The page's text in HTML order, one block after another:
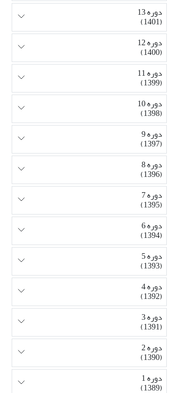
دوره 13
(1401)
دوره 12
(1400)
دوره 11
(1399)
دوره 10
(1398)
دوره 9
(1397)
دوره 8
(1396)
دوره 7
(1395)
دوره 6
(1394)
دوره 5
(1393)
دوره 4
(1392)
دوره 3
(1391)
دوره 2
(1390)
دوره 1
(1389)